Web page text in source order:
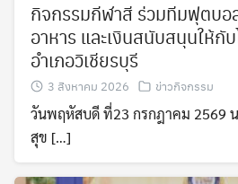
กิจกรรมกีฬาสี ร่วมทีมฟุตบ
อาหาร และเงินสนับสนุนให้กับ
อำเภอวิเชียรบุรี
3 สิงหาคม 2026 ข่าวกิจกรรม
วันพฤหัสบดี ที่23 กรกฎาคม 2569
สุข […]